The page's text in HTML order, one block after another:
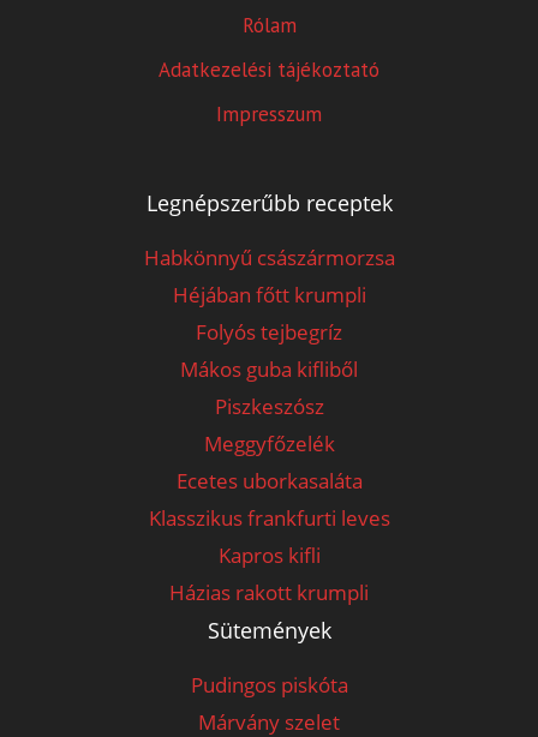
Rólam
Adatkezelési tájékoztató
Impresszum
Legnépszerűbb receptek
Habkönnyű császármorzsa
Héjában főtt krumpli
Folyós tejbegríz
Mákos guba kifliből
Piszkeszósz
Meggyfőzelék
Ecetes uborkasaláta
Klasszikus frankfurti leves
Kapros kifli
Házias rakott krumpli
Sütemények
Pudingos piskóta
Márvány szelet